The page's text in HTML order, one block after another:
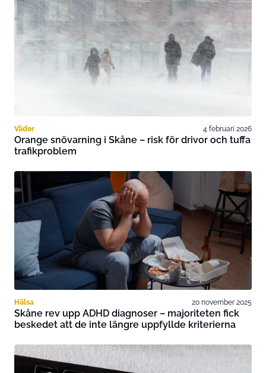
Väder 4 februari 2026
Orange snövarning i Skåne – risk för drivor och tuffa
trafikproblem
Hälsa 20 november 2025
Skåne rev upp ADHD diagnoser – majoriteten fick
beskedet att de inte längre uppfyllde kriterierna